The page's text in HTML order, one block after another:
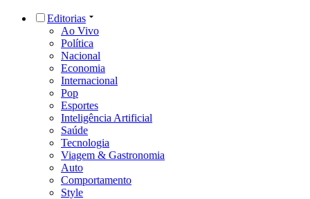
Editorias
Ao Vivo
Política
Nacional
Economia
Internacional
Pop
Esportes
Inteligência Artificial
Saúde
Tecnologia
Viagem & Gastronomia
Auto
Comportamento
Style